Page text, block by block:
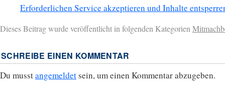
Erforderlichen Service akzeptieren und Inhalte
Dieses Beitrag wurde veröffentlicht in folgenden Kategorien
SCHREIBE EINEN KOMMENTAR
Du musstangemeldet sein, um einen Kommentar abzugeben.